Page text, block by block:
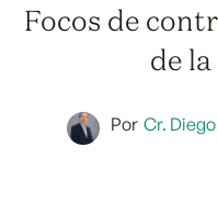
Focos de
de
Por Cr.